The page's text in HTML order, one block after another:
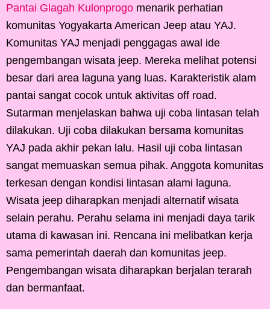
Pantai Glagah Kulonprogo menarik perhatian
komunitas Yogyakarta American Jeep atau YAJ.
Komunitas YAJ menjadi penggagas awal ide
pengembangan wisata jeep. Mereka melihat potensi
besar dari area laguna yang luas. Karakteristik alam
pantai sangat cocok untuk aktivitas off road.
Sutarman menjelaskan bahwa uji coba lintasan telah
dilakukan. Uji coba dilakukan bersama komunitas
YAJ pada akhir pekan lalu. Hasil uji coba lintasan
sangat memuaskan semua pihak. Anggota komunitas
terkesan dengan kondisi lintasan alami laguna.
Wisata jeep diharapkan menjadi alternatif wisata
selain perahu. Perahu selama ini menjadi daya tarik
utama di kawasan ini. Rencana ini melibatkan kerja
sama pemerintah daerah dan komunitas jeep.
Pengembangan wisata diharapkan berjalan terarah
dan bermanfaat.